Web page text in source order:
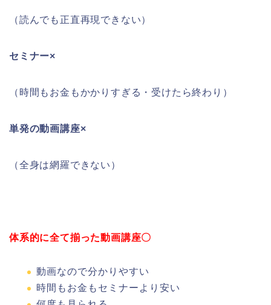
（読んでも正直再現できない）
セミナー×
（時間もお金もかかりすぎる・受けたら終わり）
単発の動画講座×
（全身は網羅できない）
体系的に全て揃った動画講座〇
動画なので分かりやすい
時間もお金もセミナーより安い